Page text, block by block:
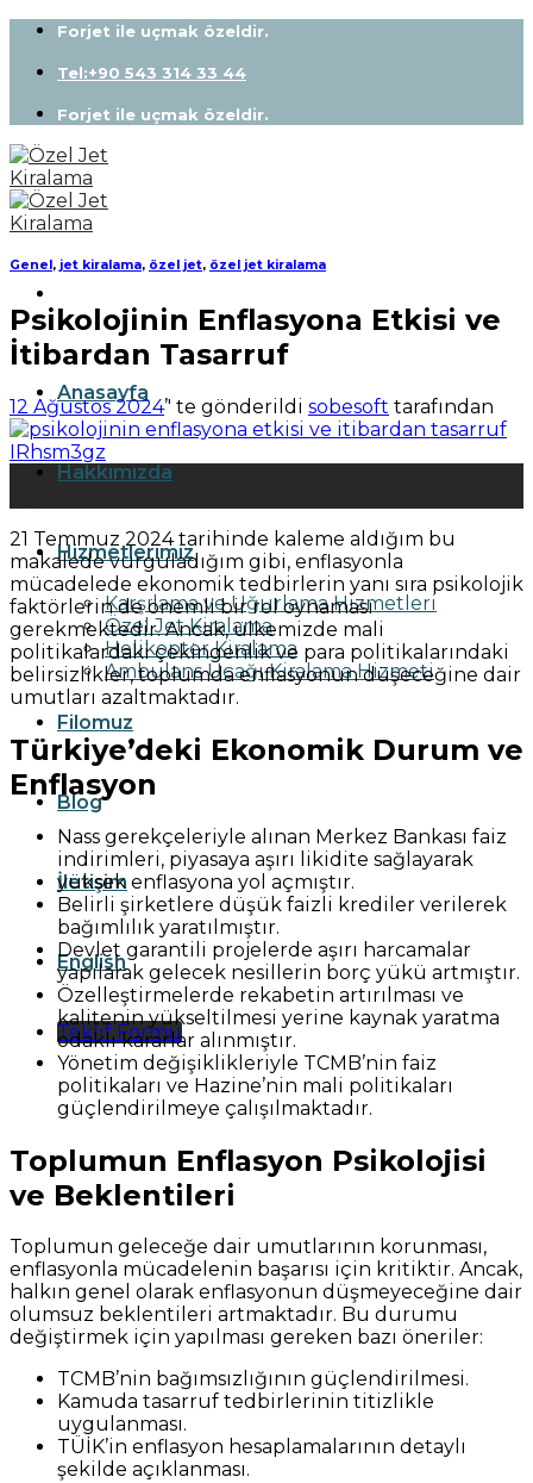
Skip
content
Forjet ile uçmak özeldir.
Tel:+90 543 314 33 44
Forjet ile uçmak özeldir.
Anasayfa
Hakkımızda
Hizmetlerimiz
Karşılama ve Uğurlama Hizmetleri
Özel Jet Kiralama
Helikopter Kiralama
Ambulans Uçağı Kiralama Hizmeti
Filomuz
Blog
İletişim
English
Teklif Formu
Genel, jet kiralama, özel jet, özel jet kiralama
Psikolojinin Enflasyona Etkisi ve
İtibardan Tasarruf
12 Ağustos 2024’' te gönderildi sobesoft tarafından
21 Temmuz 2024 tarihinde kaleme aldığım bu
makalede vurguladığım gibi, enflasyonla
mücadelede ekonomik tedbirlerin yanı sıra psikolojik
faktörlerin de önemli bir rol oynaması
gerekmektedir. Ancak, ülkemizde mali
politikalardaki çekingenlik ve para politikalarındaki
belirsizlikler, toplumda enflasyonun düşeceğine dair
umutları azaltmaktadır.
Türkiye’deki Ekonomik Durum ve
Enflasyon
Nass gerekçeleriyle alınan Merkez Bankası faiz
indirimleri, piyasaya aşırı likidite sağlayarak
yüksek enflasyona yol açmıştır.
Belirli şirketlere düşük faizli krediler verilerek
bağımlılık yaratılmıştır.
Devlet garantili projelerde aşırı harcamalar
yapılarak gelecek nesillerin borç yükü artmıştır.
Özelleştirmelerde rekabetin artırılması ve
kalitenin yükseltilmesi yerine kaynak yaratma
odaklı kararlar alınmıştır.
Yönetim değişiklikleriyle TCMB’nin faiz
politikaları ve Hazine’nin mali politikaları
güçlendirilmeye çalışılmaktadır.
Toplumun Enflasyon Psikolojisi
ve Beklentileri
Toplumun geleceğe dair umutlarının korunması,
enflasyonla mücadelenin başarısı için kritiktir. Ancak,
halkın genel olarak enflasyonun düşmeyeceğine dair
olumsuz beklentileri artmaktadır. Bu durumu
değiştirmek için yapılması gereken bazı öneriler:
TCMB’nin bağımsızlığının güçlendirilmesi.
Kamuda tasarruf tedbirlerinin titizlikle
uygulanması.
TÜİK’in enflasyon hesaplamalarının detaylı
şekilde açıklanması.